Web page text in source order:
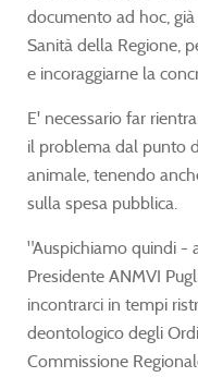
documento ad hoc,
Sanità della Regione,
e incoraggiarne la
E' necessario far
il problema dal punto
animale, tenendo
sulla spesa pubblica.
"Auspichiamo quindi -
Presidente ANMVI
incontrarci in tempi
deontologico degli
Commissione